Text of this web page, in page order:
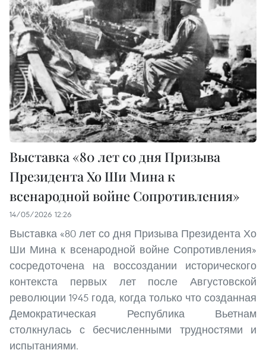
Выставка «80 лет со дня Призыва
Президента Хо Ши Мина к
всенародной войне Сопротивления»
14/05/2026 12:26
Выставка «80 лет со дня Призыва Президента Хо
Ши Мина к всенародной войне Сопротивления»
сосредоточена на воссоздании исторического
контекста первых лет после Августовской
революции 1945 года, когда только что созданная
Демократическая Республика Вьетнам
столкнулась с бесчисленными трудностями и
испытаниями.